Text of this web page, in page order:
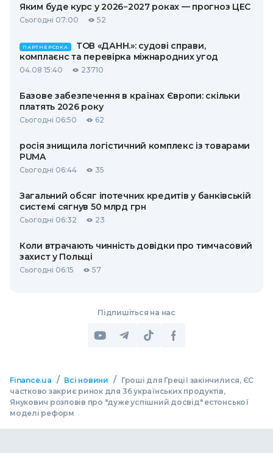
Яким буде курс у 2026−2027 роках — прогноз ЦЕС
Сьогодні 07:00 52
ПАРТНЕРСЬКА
ТОВ «ДАНН.»: судові справи,
комплаєнс та перевірка міжнародних угод
04.08 15:40 23710
Базове забезпечення в країнах Європи: скільки
платять 2026 року
Сьогодні 06:50 62
росія знищила логістичний комплекс із товарами
PUMA
Сьогодні 06:44 35
Загальний обсяг іпотечних кредитів у банківській
системі сягнув 50 млрд грн
Сьогодні 06:32 23
Коли втрачають чинність довідки про тимчасовий
захист у Польщі
Сьогодні 06:15 57
Підпишіться на нас
Finance.ua / Всі новини /
Гроші для Греції закінчилися, ЄС
частково закриє ринок для 36 українських продуктів,
Янукович розповів про "дуже успішний досвід" естонської
моделі реформ